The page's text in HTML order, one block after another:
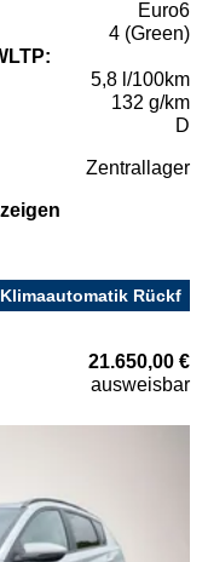
Euro6
4 (Green)
5,8 l/100km
132 g/km
D
Zentrallager
Rückf
21.650,00 €
ausweisbar